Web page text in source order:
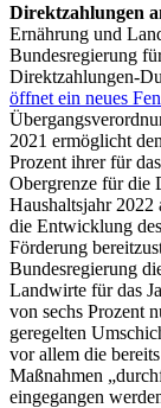
Direktzahlungen
Ernährung und
Bundesregierung
Direktzahlungen-
öffnet ein neues
2021 ermöglicht
Prozent ihrer für
Obergrenze für die
Haushaltsjahr 2022
die Entwicklung
Förderung
Bundesregierung
Landwirte für das
von sechs Prozent
geregelten
vor allem die
Maßnahmen
eingegangen